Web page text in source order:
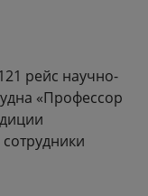
рейс научно-
«Профессор